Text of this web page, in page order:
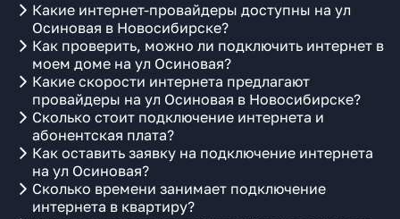
Какие интернет-провайдеры доступны на ул
Осиновая в Новосибирске?
Как проверить, можно ли подключить интернет в
моем доме на ул Осиновая?
Какие скорости интернета предлагают
провайдеры на ул Осиновая в Новосибирске?
Сколько стоит подключение интернета и
абонентская плата?
Как оставить заявку на подключение интернета
на ул Осиновая?
Сколько времени занимает подключение
интернета в квартиру?